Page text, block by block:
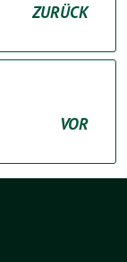
ZURÜCK
VOR